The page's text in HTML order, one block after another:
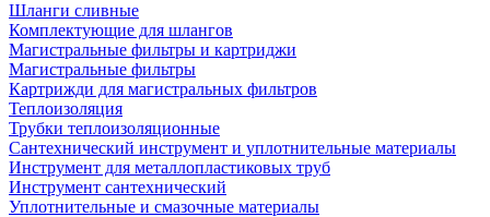
Шланги сливные
Комплектующие для шлангов
Магистральные фильтры и картриджи
Магистральные фильтры
Картрижди для магистральных фильтров
Теплоизоляция
Трубки теплоизоляционные
Сантехнический инструмент и уплотнительные материалы
Инструмент для металлопластиковых труб
Инструмент сантехнический
Уплотнительные и смазочные материалы